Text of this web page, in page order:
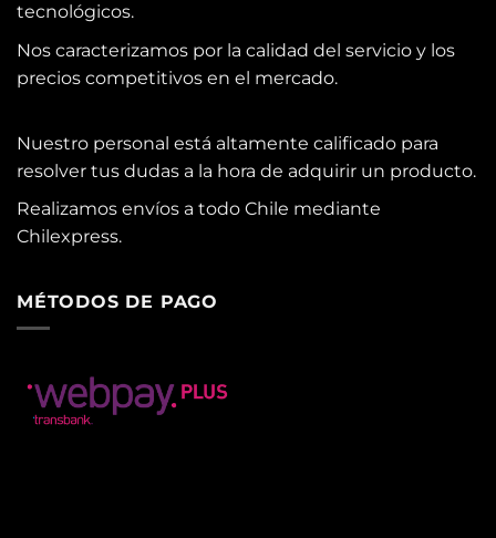
tecnológicos.
Nos caracterizamos por la calidad del servicio y los
precios competitivos en el mercado.
Nuestro personal está altamente calificado para
resolver tus dudas a la hora de adquirir un producto.
Realizamos envíos a todo Chile mediante
Chilexpress.
MÉTODOS DE PAGO